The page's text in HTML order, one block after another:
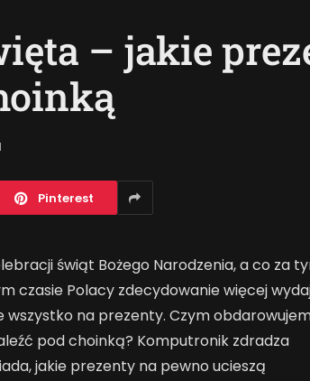
– jakie
Pinterest
świąt Bożego Narodzenia, a co za
czasie Polacy zdecydowanie więcej
wszystko na prezenty. Czym
pod choinką? Komputronik zdradza
jakie prezenty na pewno ucieszą
Jak AI zmienia e-
commerce?
2026-04-27